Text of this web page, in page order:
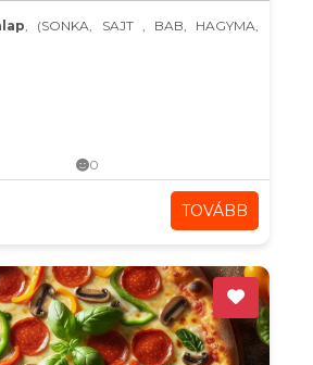
, (SONKA, SAJT , BAB, HAGYMA,
0
TOVÁBB